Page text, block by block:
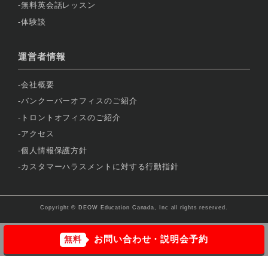
無料英会話レッスン
体験談
運営者情報
会社概要
バンクーバーオフィスのご紹介
トロントオフィスのご紹介
アクセス
個人情報保護方針
カスタマーハラスメントに対する行動指針
Copyright © DEOW Education Canada, Inc all rights reserved.
無料 お問い合わせ・説明会予約